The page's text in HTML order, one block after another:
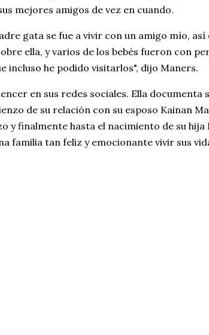
mejores amigos de vez en cuando.
gata se fue a vivir con un amigo mío, así
ella, y varios de los bebés fueron con
incluso he podido visitarlos", dijo Maners.
en sus redes sociales. Ella documenta
de su relación con su esposo Kainan
y finalmente hasta el nacimiento de su hija
familia tan feliz y emocionante vivir sus